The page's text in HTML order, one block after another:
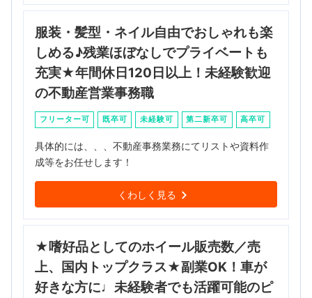
服装・髪型・ネイル自由でおしゃれも楽
しめる♪残業ほぼなしでプライベートも
充実★年間休日120日以上！未経験歓迎
の不動産営業事務職
フリーター可 既卒可 未経験可 第二新卒可 高卒可
具体的には、、、不動産事務業務にてリストや資料作
成等をお任せします！
くわしく見る
★嗜好品としてのホイール販売数／売
上、国内トップクラス★副業OK！車が
好きな方に♩未経験者でも活躍可能のピ